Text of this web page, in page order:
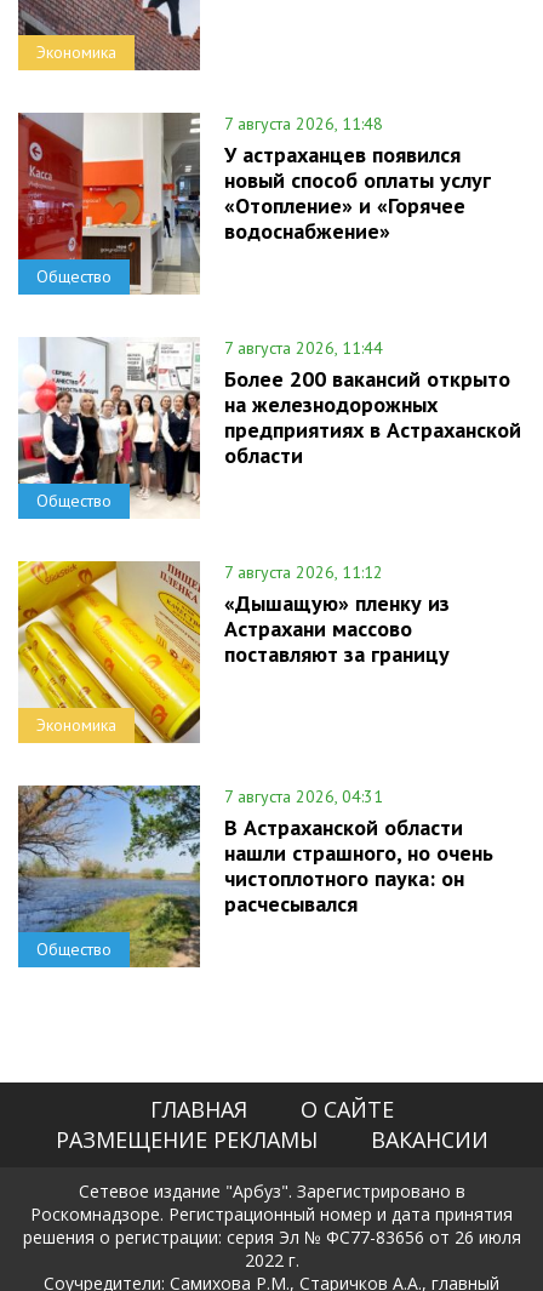
Экономика
Общество
7 августа 2026, 11:48
У астраханцев появился
новый способ оплаты услуг
«Отопление» и «Горячее
водоснабжение»
Общество
7 августа 2026, 11:44
Более 200 вакансий открыто
на железнодорожных
предприятиях в Астраханской
области
Экономика
7 августа 2026, 11:12
«Дышащую» пленку из
Астрахани массово
поставляют за границу
Общество
7 августа 2026, 04:31
В Астраханской области
нашли страшного, но очень
чистоплотного паука: он
расчесывался
ГЛАВНАЯ
О САЙТЕ
РАЗМЕЩЕНИЕ РЕКЛАМЫ
ВАКАНСИИ
Сетевое издание "Арбуз". Зарегистрировано в
Роскомнадзоре. Регистрационный номер и дата принятия
решения о регистрации: серия Эл № ФС77-83656 от 26 июля
2022 г.
Соучредители: Самихова Р.М., Старичков А.А., главный